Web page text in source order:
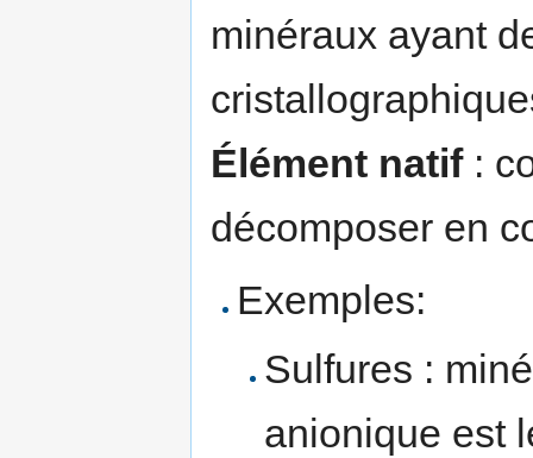
minéraux ayant
Élément natif:
décomposer en
Exemples:
Sulfures :
anionique est